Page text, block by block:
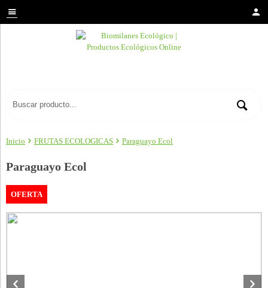
Inicio FRUTAS ECOLOGICAS Paraguayo Ecol
Paraguayo Ecol
OFERTA